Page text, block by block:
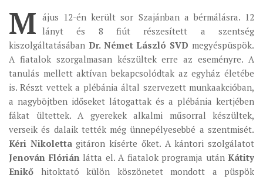
KÖZPONTI ESPERESSÉG
DÉLI ESPERESSÉG
ARCHÍVUM
ARCHÍV ÉLETKÉPEK
SZINÓDUS
ORGANIGRAMMA
PÜSPÖKI DEKRÉTUM
ZSINATI IMA
ZSINAT MOTTÓJA, LOGÓJA
M ájus 12-én került sor Szajánban a bérmálásra. 12
lányt és 8 fiút részesített a szentség
kiszolgáltatásában Dr. Német László SVD megyéspüspök.
A fiatalok szorgalmasan készültek erre az eseményre. A
tanulás mellett aktívan bekapcsolódtak az egyház életébe
is. Részt vettek a plébánia által szervezett munkaakcióban,
a nagyböjtben időseket látogattak és a plébánia kertjében
fákat ültettek. A gyerekek alkalmi műsorral készültek,
verseik és dalaik tették még ünnepélyesebbé a szentmisét.
Kéri Nikolettagitáron kísérte őket. A kántori szolgálatot
Jenován Flóriánlátta el. A fiatalok programja után Kátity
Enikő hitoktató külön köszönetet mondott a püspök